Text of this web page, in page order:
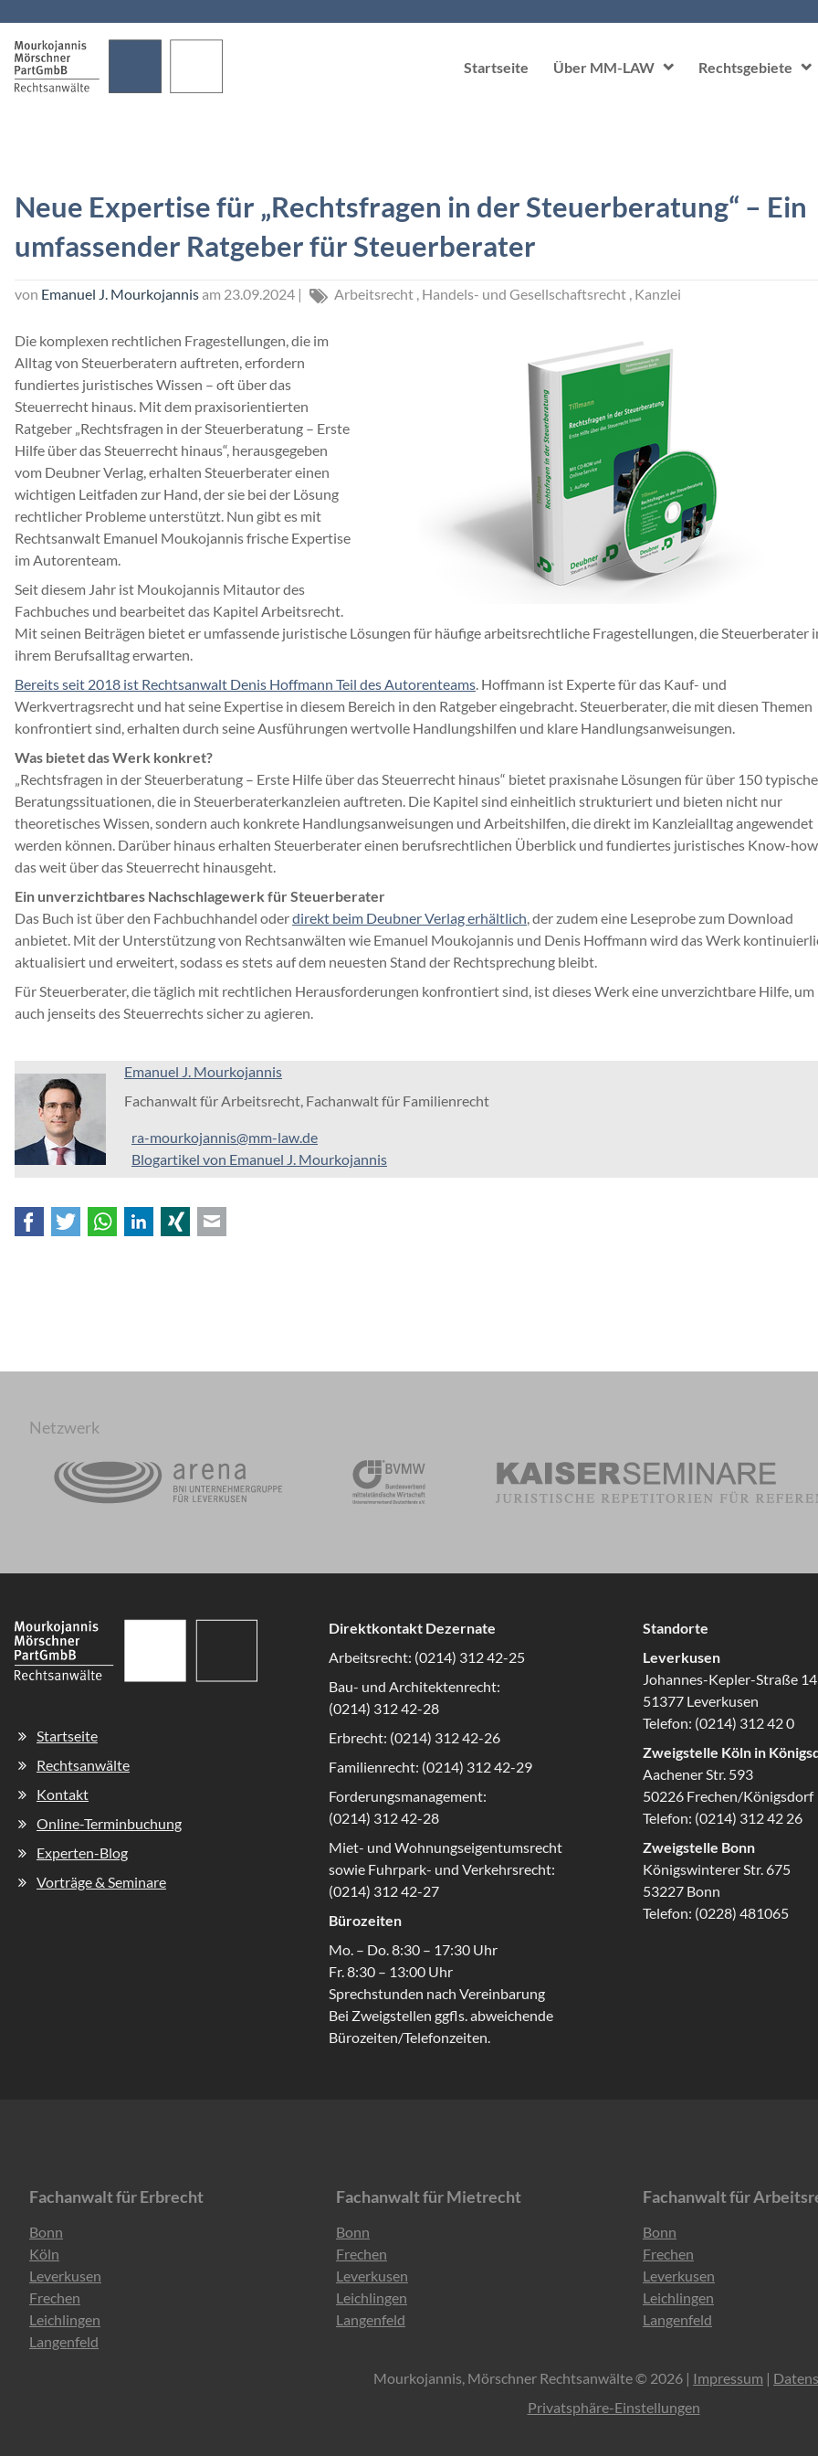
Startseite
Über MM-LAW Rechtsgebiete
Neue Expertise für „Rechtsfragen in der Steuerberatung“ – Ein
umfassender Ratgeber für Steuerberater
von Emanuel J. Mourkojannisam 23.09.2024 | Arbeitsrecht Handels- und Gesellschaftsrecht Kanzlei
Die komplexen rechtlichen Fragestellungen, die im
Alltag von Steuerberatern auftreten, erfordern
fundiertes juristisches Wissen – oft über das
Steuerrecht hinaus. Mit dem praxisorientierten
Ratgeber „Rechtsfragen in der Steuerberatung – Erste
Hilfe über das Steuerrecht hinaus“, herausgegeben
vom Deubner Verlag, erhalten Steuerberater einen
wichtigen Leitfaden zur Hand, der sie bei der Lösung
rechtlicher Probleme unterstützt. Nun gibt es mit
Rechtsanwalt Emanuel Moukojannis frische Expertise
im Autorenteam.
Seit diesem Jahr ist Moukojannis Mitautor des
Fachbuches und bearbeitet das Kapitel Arbeitsrecht.
Mit seinen Beiträgen bietet er umfassende juristische Lösungen für häufige arbeitsrechtliche Fragestellungen, die Steuerberater
ihrem Berufsalltag erwarten.
Bereits seit 2018 ist Rechtsanwalt Denis Hoffmann Teil des Autorenteams. Hoffmann ist Experte für das Kauf- und
Werkvertragsrecht und hat seine Expertise in diesem Bereich in den Ratgeber eingebracht. Steuerberater, die mit diesen Themen
konfrontiert sind, erhalten durch seine Ausführungen wertvolle Handlungshilfen und klare Handlungsanweisungen.
Was bietet das Werk konkret?
„Rechtsfragen in der Steuerberatung – Erste Hilfe über das Steuerrecht hinaus“ bietet praxisnahe Lösungen für über 150 typische
Beratungssituationen, die in Steuerberaterkanzleien auftreten. Die Kapitel sind einheitlich strukturiert und bieten nicht nur
theoretisches Wissen, sondern auch konkrete Handlungsanweisungen und Arbeitshilfen, die direkt im Kanzleialltag angewendet
werden können. Darüber hinaus erhalten Steuerberater einen berufsrechtlichen Überblick und fundiertes juristisches Know-
das weit über das Steuerrecht hinausgeht.
Ein unverzichtbares Nachschlagewerk für Steuerberater
Das Buch ist über den Fachbuchhandel oderdirekt beim Deubner Verlag erhältlich, der zudem eine Leseprobe zum Download
anbietet. Mit der Unterstützung von Rechtsanwälten wie Emanuel Moukojannis und Denis Hoffmann wird das Werk
aktualisiert und erweitert, sodass es stets auf dem neuesten Stand der Rechtsprechung bleibt.
Für Steuerberater, die täglich mit rechtlichen Herausforderungen konfrontiert sind, ist dieses Werk eine unverzichtbare Hilfe, um
auch jenseits des Steuerrechts sicher zu agieren.
Emanuel J. Mourkojannis
Fachanwalt für Arbeitsrecht, Fachanwalt für Familienrecht
ra-mourkojannis@mm-law.de
Blogartikel von Emanuel J. Mourkojannis
FacebookTwitter WhatsAppLinkedInXing
Netzwerk
Navigation
überspringen
Startseite
Rechtsanwälte
Kontakt
Online-Terminbuchung
Experten-Blog
Vorträge & Seminare
Direktkontakt Dezernate
Arbeitsrecht: (0214) 312 42-25
Bau- und Architektenrecht:
(0214) 312 42-28
Erbrecht: (0214) 312 42-26
Familienrecht: (0214) 312 42-29
Forderungsmanagement:
(0214) 312 42-28
Miet- und Wohnungseigentumsrecht
sowie Fuhrpark- und Verkehrsrecht:
(0214) 312 42-27
Bürozeiten
Mo. – Do. 8:30 – 17:30 Uhr
Fr. 8:30 – 13:00 Uhr
Sprechstunden nach Vereinbarung
Bei Zweigstellen ggfls. abweichende
Bürozeiten/Telefonzeiten.
Standorte
Leverkusen
Johannes-Kepler-Straße 14
51377 Leverkusen
Telefon: (0214) 312 42 0
Zweigstelle Köln in
Aachener Str. 593
50226 Frechen/Königsdorf
Telefon: (0214) 312 42 26
Zweigstelle Bonn
Königswinterer Str. 675
53227 Bonn
Telefon: (0228) 481065
Fachanwalt für Erbrecht
Navigation
überspringen
Bonn
Köln
Leverkusen
Frechen
Leichlingen
Langenfeld
Fachanwalt für Mietrecht
Navigation
überspringen
Bonn
Frechen
Leverkusen
Leichlingen
Langenfeld
Fachanwalt für
Navigation
überspringen
Bonn
Frechen
Leverkusen
Leichlingen
Langenfeld
Mourkojannis, Mörschner Rechtsanwälte © 2026 | Impressum |
Privatsphäre-Einstellungen